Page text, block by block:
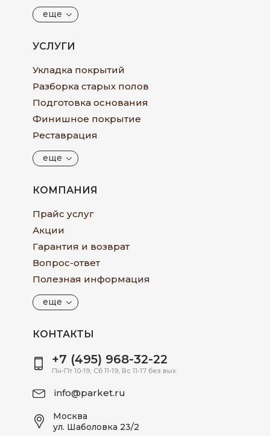
еще
УСЛУГИ
Укладка покрытий
Разборка старых полов
Подготовка основания
Финишное покрытие
Реставрация
еще
КОМПАНИЯ
Прайс услуг
Акции
Гарантия и возврат
Вопрос-ответ
Полезная информация
еще
КОНТАКТЫ
+7 (495) 968-32-22
Пн-Пт 10-19, Сб 11-19, Вс 11-17 без вых.
info@parket.ru
Москва
ул. Шаболовка 23/2